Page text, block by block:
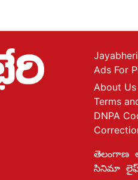
Ads For
About Us
Terms
DNPA
తెలంగాణ
సినిమా